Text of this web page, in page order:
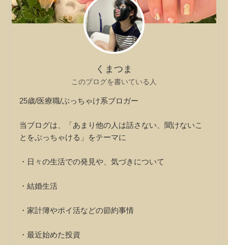
くまつま
このブログを書いている人
25歳/医療職/ぶっちゃけ系ブロガー
当ブログは、「あまり他の人は話さない、聞けないこ
とをぶっちゃける」をテーマに
・日々の生活での発見や、気づきについて
・結婚生活
・家計簿やポイ活などの節約事情
・最近始めた投資